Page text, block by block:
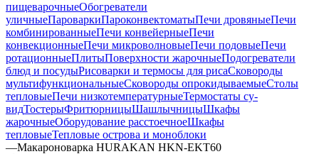
пищеварочныеОбогреватели
уличныеПароваркиПароконвектоматыПечи дровяныеПечи
комбинированныеПечи конвейерныеПечи
конвекционныеПечи микроволновыеПечи подовыеПечи
ротационныеПлитыПоверхности жарочныеПодогреватели
блюд и посудыРисоварки и термосы для рисаСковороды
мультифункциональныеСковороды опрокидываемыеСтолы
тепловыеПечи низкотемпературныеТермостаты су-
видТостерыФритюрницыШашлычницыШкафы
жарочныеОборудование расстоечноеШкафы
тепловыеТепловые острова и моноблоки
—Макароноварка HURAKAN HKN-EKT60